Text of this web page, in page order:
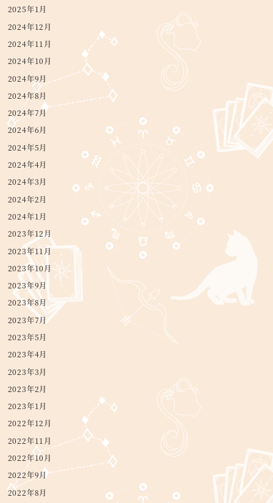
2025年1月
2024年12月
2024年11月
2024年10月
2024年9月
2024年8月
2024年7月
2024年6月
2024年5月
2024年4月
2024年3月
2024年2月
2024年1月
2023年12月
2023年11月
2023年10月
2023年9月
2023年8月
2023年7月
2023年5月
2023年4月
2023年3月
2023年2月
2023年1月
2022年12月
2022年11月
2022年10月
2022年9月
2022年8月